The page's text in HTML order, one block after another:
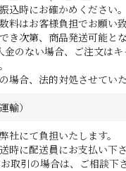
込時にお確かめください。
はお客様負担でお願い致
次第、商品発送可能とな
のない場合、ご注文はキ
場合、法的対処させていた
輸）
にて負担いたします。
時に配送員にお支払い下さ
取引の場合は、ご相談下さ